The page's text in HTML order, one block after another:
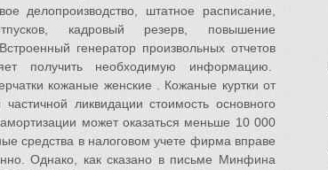
делопроизводство, штатное расписание,
кадровый резерв, повышение
генератор произвольных отчетов
получить необходимую информацию.
кожаные женские . Кожаные куртки от
ликвидации стоимость основного
может оказаться меньше 10 000
средства в налоговом учете фирма вправе
Однако, как сказано в письме Минфина